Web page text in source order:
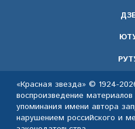
«Красная звезда» © 1924-
воспроизведение
упоминания имени автора
нарушением российского и